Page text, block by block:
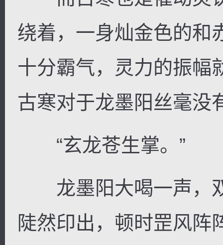
绕着，一身灿金色的和
十分霸气，灵力的振幅
古寒对于龙墨阳丝毫没
“玄龙苍生掌。”
龙墨阳大喝一声，
陡然印出，顿时罡风阵